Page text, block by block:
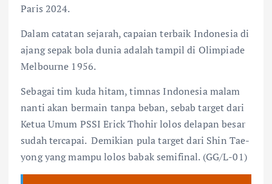
Paris 2024.
Dalam catatan sejarah, capaian terbaik Indonesia di
ajang sepak bola dunia adalah tampil di Olimpiade
Melbourne 1956.
Sebagai tim kuda hitam, timnas Indonesia malam
nanti akan bermain tanpa beban, sebab target dari
Ketua Umum PSSI Erick Thohir lolos delapan besar
sudah tercapai. Demikian pula target dari Shin Tae-
yong yang mampu lolos babak semifinal. (GG/L-01)